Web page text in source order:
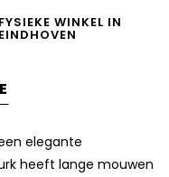
FYSIEKE WINKEL IN
EINDHOVEN
elegante
heeft lange mouwen